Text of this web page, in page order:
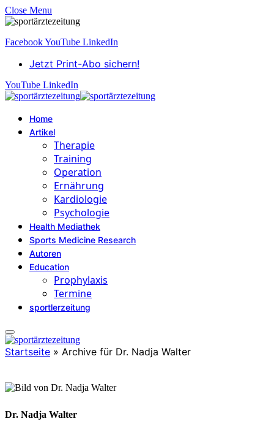
Close Menu
FacebookYouTube LinkedIn
Jetzt Print-Abo sichern!
YouTube LinkedIn
Home
Artikel
Therapie
Training
Operation
Ernährung
Kardiologie
Psychologie
Health Mediathek
Sports Medicine Research
Autoren
Education
Prophylaxis
Termine
sportlerzeitung
Startseite » Archive für Dr. Nadja Walter
Dr. Nadja Walter